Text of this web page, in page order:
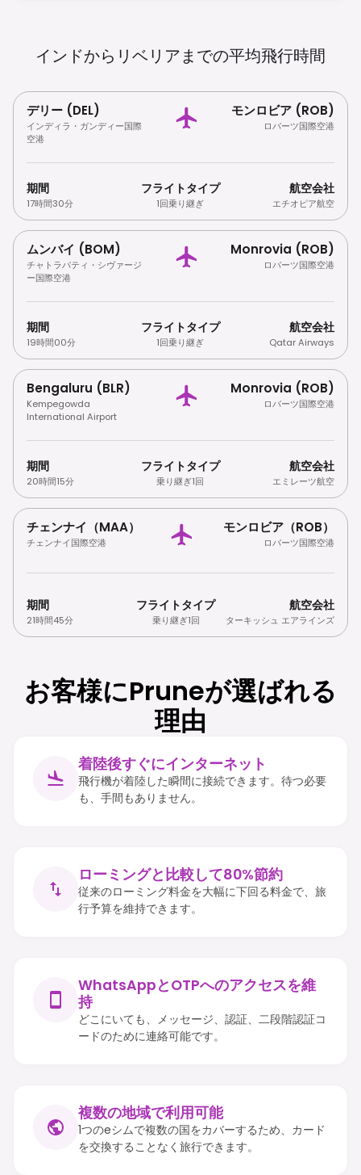
インドからリベリアまでの平均飛行時間
デリー (DEL)
インディラ・ガンディー国際
空港
モンロビア (ROB)
ロバーツ国際空港
期間
17時間30分
フライトタイプ
1回乗り継ぎ
航空会社
エチオピア航空
ムンバイ (BOM)
チャトラパティ・シヴァージ
ー国際空港
Monrovia (ROB)
ロバーツ国際空港
期間
19時間00分
フライトタイプ
1回乗り継ぎ
航空会社
Qatar Airways
Bengaluru (BLR)
Kempegowda
International Airport
Monrovia (ROB)
ロバーツ国際空港
期間
20時間15分
フライトタイプ
乗り継ぎ1回
航空会社
エミレーツ航空
チェンナイ（MAA）
チェンナイ国際空港
モンロビア（ROB）
ロバーツ国際空港
期間
21時間45分
フライトタイプ
乗り継ぎ1回
航空会社
ターキッシュ エアラインズ
お客様にPruneが選ばれる
理由
着陸後すぐにインターネット
飛行機が着陸した瞬間に接続できます。待つ必要
も、手間もありません。
ローミングと比較して80%節約
従来のローミング料金を大幅に下回る料金で、旅
行予算を維持できます。
WhatsAppとOTPへのアクセスを維
持
どこにいても、メッセージ、認証、二段階認証コ
ードのために連絡可能です。
複数の地域で利用可能
1つのeシムで複数の国をカバーするため、カード
を交換することなく旅行できます。